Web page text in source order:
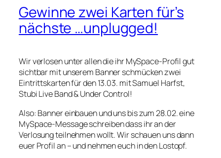
Gewinne zwei Karten für’s
nächste …unplugged!
Wir verlosen unter allen die ihr MySpace-Profil gut
sichtbar mit unserem Banner schmücken zwei
Eintrittskarten für den 13.03. mit Samuel Harfst,
Stubi Live Band & Under Control!
Also: Banner einbauen und uns bis zum 28.02. eine
MySpace-Message schreiben dass ihr an der
Verlosung teilnehmen wollt. Wir schauen uns dann
euer Profil an – und nehmen euch in den Lostopf.